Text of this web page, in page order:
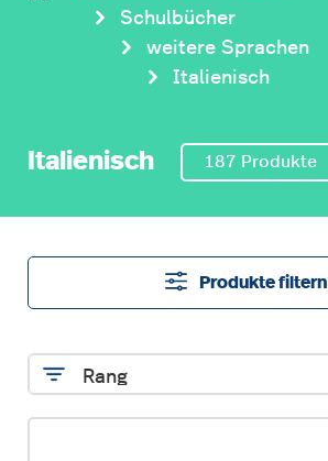
Schulbücher
weitere Sprachen
Italienisch
Italienisch 187 Produkte
Produkte filtern